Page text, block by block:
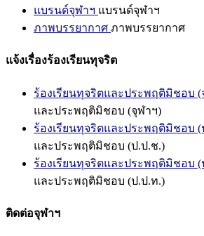
แบรนด์จุฬาฯ แบรนด์จุฬาฯ
ภาพบรรยากาศ ภาพบรรยากาศ
แจ้งเรื่องร้องเรียนทุจริต
ร้องเรียนทุจริตและประพฤติมิชอบ (
และประพฤติมิชอบ (จุฬาฯ)
ร้องเรียนทุจริตและประพฤติมิชอบ (
และประพฤติมิชอบ (ป.ป.ช.)
ร้องเรียนทุจริตและประพฤติมิชอบ (
และประพฤติมิชอบ (ป.ป.ท.)
ติดต่อจุฬาฯ